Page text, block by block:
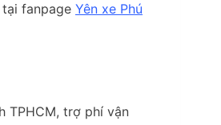
fanpage Yên xe Phú
TPHCM, trợ phí vận